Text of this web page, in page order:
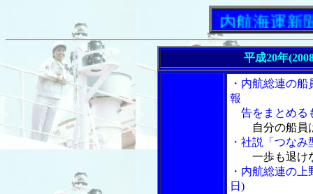
「内航海運新聞」ニ
平成20年
・内航総連の
報
告をまとめる
自分の船員
・社説「つな
一歩も退け
・内航総連の
日)